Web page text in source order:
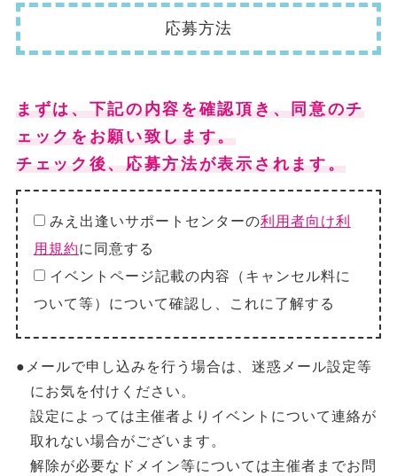
応募方法
まずは、下記の内容を確認頂き、同意のチ
ェックをお願い致します。
チェック後、応募方法が表示されます。
みえ出逢いサポートセンターの利用者向け利
用規約に同意する
イベントページ記載の内容（キャンセル料に
ついて等）について確認し、これに了解する
●メールで申し込みを行う場合は、迷惑メール設定等
にお気を付けください。
設定によっては主催者よりイベントについて連絡が
取れない場合がございます。
解除が必要なドメイン等については主催者までお問